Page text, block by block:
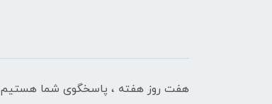
هفت روز هفته ، پاسخگوی شما هستیم